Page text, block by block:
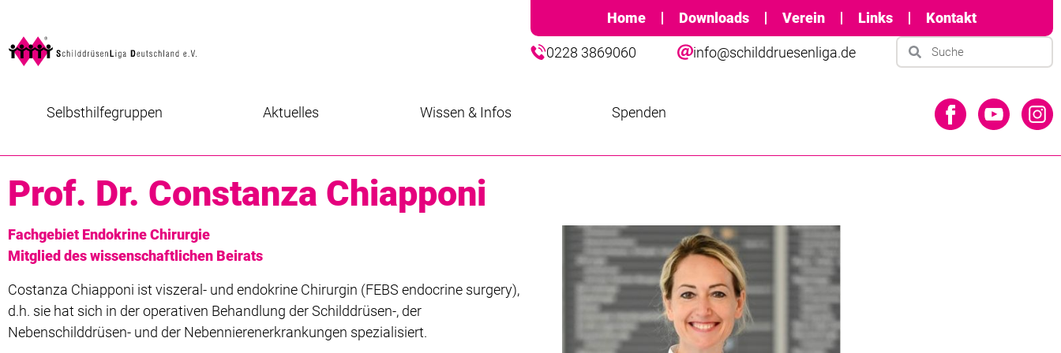
Home Downloads Verein Links Kontakt
0228 3869060 info@schilddruesenliga.de
Selbsthilfegruppen Aktuelles Wissen & Infos Spenden
Prof. Dr. Constanza Chiapponi
Fachgebiet Endokrine Chirurgie
Mitglied des wissenschaftlichen Beirats
Costanza Chiapponi ist viszeral- und endokrine Chirurgin (FEBS endocrine surgery),
d.h. sie hat sich in der operativen Behandlung der Schilddrüsen-, der
Nebenschilddrüsen- und der Nebennierenerkrankungen spezialisiert.